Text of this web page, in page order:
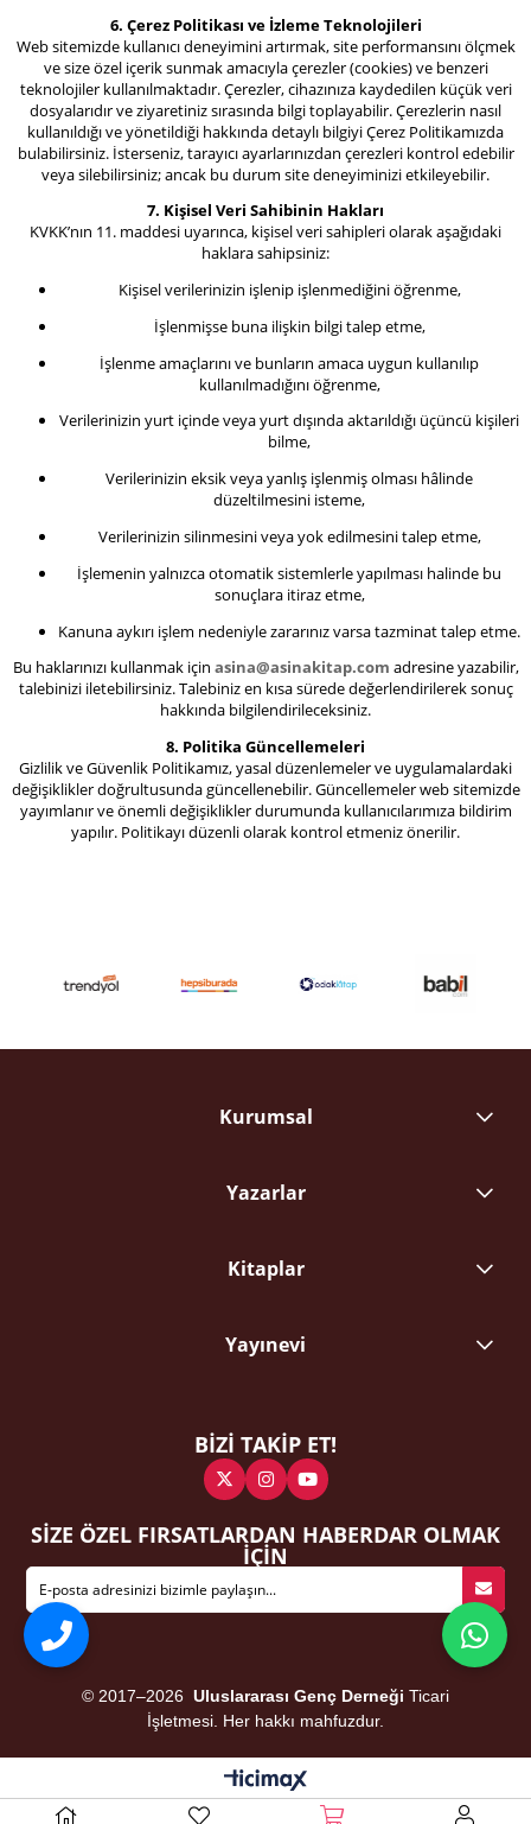
6. Çerez Politikası ve İzleme Teknolojileri
Web sitemizde kullanıcı deneyimini artırmak, site performansını ölçmek
ve size özel içerik sunmak amacıyla çerezler (cookies) ve benzeri
teknolojiler kullanılmaktadır. Çerezler, cihazınıza kaydedilen küçük veri
dosyalarıdır ve ziyaretiniz sırasında bilgi toplayabilir. Çerezlerin nasıl
kullanıldığı ve yönetildiği hakkında detaylı bilgiyi Çerez Politikamızda
bulabilirsiniz. İsterseniz, tarayıcı ayarlarınızdan çerezleri kontrol edebilir
veya silebilirsiniz; ancak bu durum site deneyiminizi etkileyebilir.
7. Kişisel Veri Sahibinin Hakları
KVKK’nın 11. maddesi uyarınca, kişisel veri sahipleri olarak aşağıdaki
haklara sahipsiniz:
Kişisel verilerinizin işlenip işlenmediğini öğrenme,
İşlenmişse buna ilişkin bilgi talep etme,
İşlenme amaçlarını ve bunların amaca uygun kullanılıp
kullanılmadığını öğrenme,
Verilerinizin yurt içinde veya yurt dışında aktarıldığı üçüncü kişileri
bilme,
Verilerinizin eksik veya yanlış işlenmiş olması hâlinde
düzeltilmesini isteme,
Verilerinizin silinmesini veya yok edilmesini talep etme,
İşlemenin yalnızca otomatik sistemlerle yapılması halinde bu
sonuçlara itiraz etme,
Kanuna aykırı işlem nedeniyle zararınız varsa tazminat talep etme.
Bu haklarınızı kullanmak için asina@asinakitap.com adresine yazabilir,
talebinizi iletebilirsiniz. Talebiniz en kısa sürede değerlendirilerek sonuç
hakkında bilgilendirileceksiniz.
8. Politika Güncellemeleri
Gizlilik ve Güvenlik Politikamız, yasal düzenlemeler ve uygulamalardaki
değişiklikler doğrultusunda güncellenebilir. Güncellemeler web sitemizde
yayımlanır ve önemli değişiklikler durumunda kullanıcılarımıza bildirim
yapılır. Politikayı düzenli olarak kontrol etmeniz önerilir.
Kurumsal
Yazarlar
Kitaplar
Yayınevi
BİZİ TAKİP ET!
SİZE ÖZEL FIRSATLARDAN HABERDAR OLMAK
İÇİN
© 2017–2026 Uluslararası Genç Derneği Ticari
İşletmesi. Her hakkı mahfuzdur.